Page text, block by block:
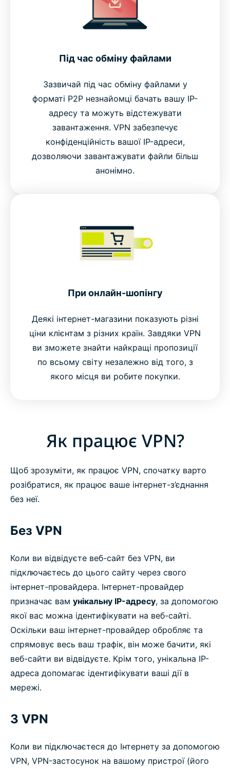
Під час обміну файлами
Зазвичай під час обміну файлами у
форматі P2P незнайомці бачать вашу IP-
адресу та можуть відстежувати
завантаження. VPN забезпечує
конфіденційність вашої IP-адреси,
дозволяючи завантажувати файли більш
анонімно.
При онлайн-шопінгу
Деякі інтернет-магазини показують різні
ціни клієнтам з різних країн. Завдяки VPN
ви зможете знайти найкращі пропозиції
по всьому світу незалежно від того, з
якого місця ви робите покупки.
Як працює VPN?
Щоб зрозуміти, як працює VPN, спочатку варто
розібратися, як працює ваше інтернет-з’єднання
без неї.
Без VPN
Коли ви відвідуєте веб-сайт без VPN, ви
підключаєтесь до цього сайту через свого
інтернет-провайдера. Інтернет-провайдер
призначає вам унікальну IP-адресу, за допомогою
якої вас можна ідентифікувати на веб-сайті.
Оскільки ваш інтернет-провайдер обробляє та
спрямовує весь ваш трафік, він може бачити, які
веб-сайти ви відвідуєте. Крім того, унікальна IP-
адреса допомагає ідентифікувати ваші дії в
мережі.
З VPN
Коли ви підключаєтеся до Інтернету за допомогою
VPN, VPN-застосунок на вашому пристрої (його